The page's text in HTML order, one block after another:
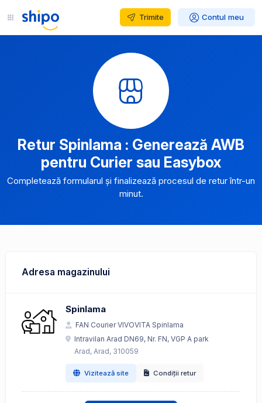
Trimite Contul meu
Retur Spinlama : Generează AWB
pentru Curier sau Easybox
Completează formularul și finalizează procesul de retur într-un
minut.
Adresa magazinului
Spinlama
FAN Courier VIVOVITA Spinlama
Intravilan Arad DN69, Nr. FN, VGP A park
Arad, Arad, 310059
Vizitează site Condiții retur